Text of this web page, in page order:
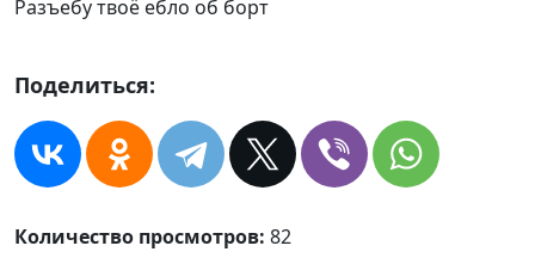
Разъебу твоё ебло об борт
Поделиться:
Количество просмотров: 82